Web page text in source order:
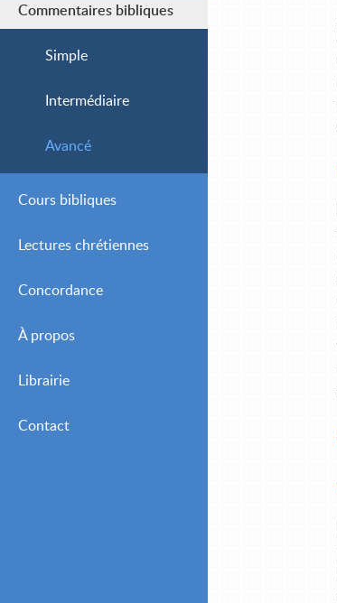
Commentaires bibliques
Simple
Intermédiaire
Avancé
Cours bibliques
Lectures chrétiennes
Journalières
Hebdomadaires
Mensuelles (Adultes
Concordance
À propos
Librairie
Contact